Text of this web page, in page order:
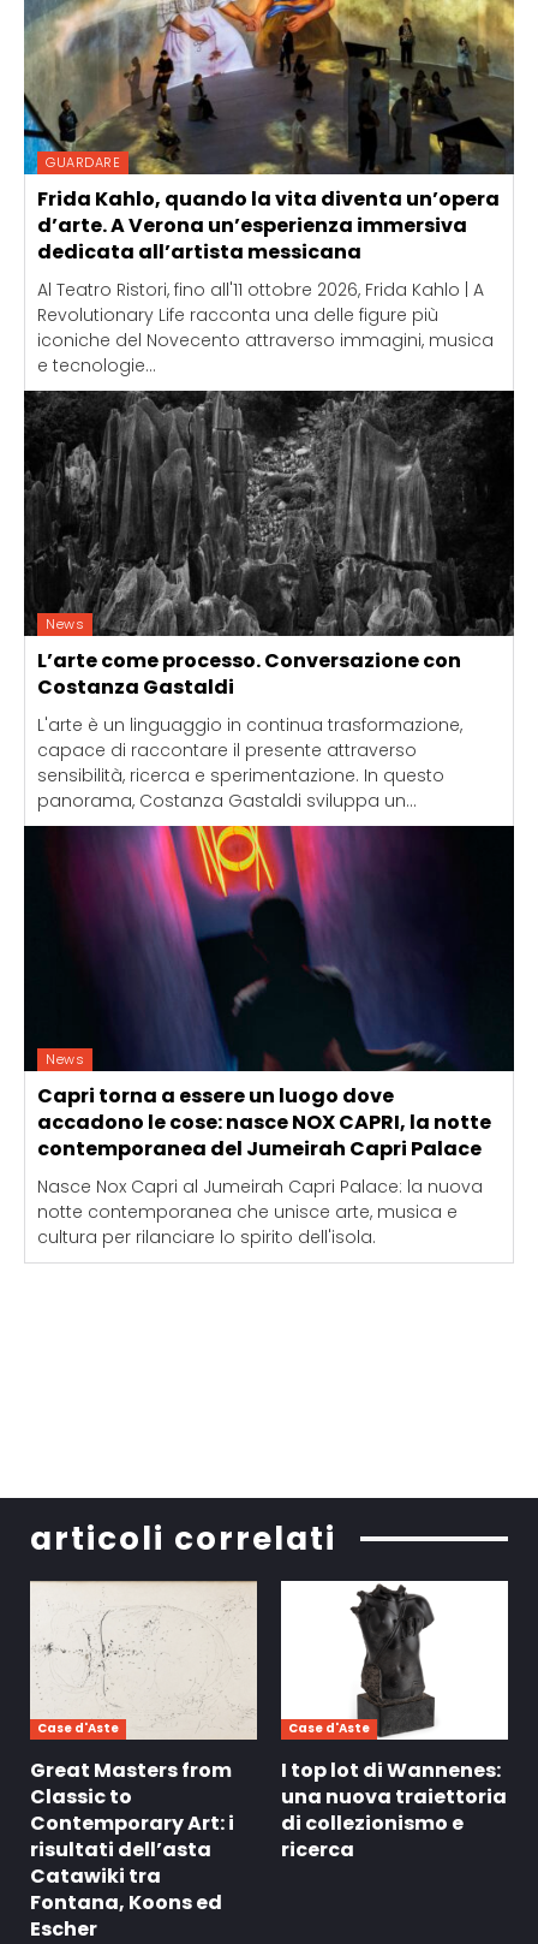
GUARDARE
Frida Kahlo, quando la vita diventa un’opera
d’arte. A Verona un’esperienza immersiva
dedicata all’artista messicana
Al Teatro Ristori, fino all'11 ottobre 2026, Frida Kahlo | A
Revolutionary Life racconta una delle figure più
iconiche del Novecento attraverso immagini, musica
e tecnologie...
News
L’arte come processo. Conversazione con
Costanza Gastaldi
L'arte è un linguaggio in continua trasformazione,
capace di raccontare il presente attraverso
sensibilità, ricerca e sperimentazione. In questo
panorama, Costanza Gastaldi sviluppa un...
News
Capri torna a essere un luogo dove
accadono le cose: nasce NOX CAPRI, la notte
contemporanea del Jumeirah Capri Palace
Nasce Nox Capri al Jumeirah Capri Palace: la nuova
notte contemporanea che unisce arte, musica e
cultura per rilanciare lo spirito dell'isola.
articoli correlati
Case d'Aste
Great Masters from
Classic to
Contemporary Art: i
risultati dell’asta
Catawiki tra
Fontana, Koons ed
Escher
Case d'Aste
I top lot di Wannenes:
una nuova traiettoria
di collezionismo e
ricerca